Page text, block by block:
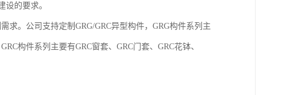
的要求。
。公司支持定制GRG/GRC异型构件，GRG构件系列主
构件系列主要有GRC窗套、GRC门套、GRC花钵、